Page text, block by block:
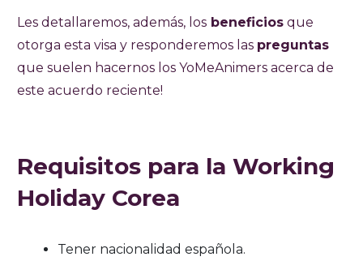
Les detallaremos, además, los beneficios que
otorga esta visa y responderemos las preguntas
que suelen hacernos los YoMeAnimers acerca de
este acuerdo reciente!
Requisitos para la Working
Holiday Corea
Tener nacionalidad española.